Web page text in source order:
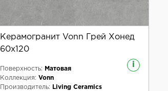
Керамогранит Vonn Грей Хонед
60x120
i
Поверхность:
Матовая
Коллекция: Vonn
Производитель:
Living Ceramics